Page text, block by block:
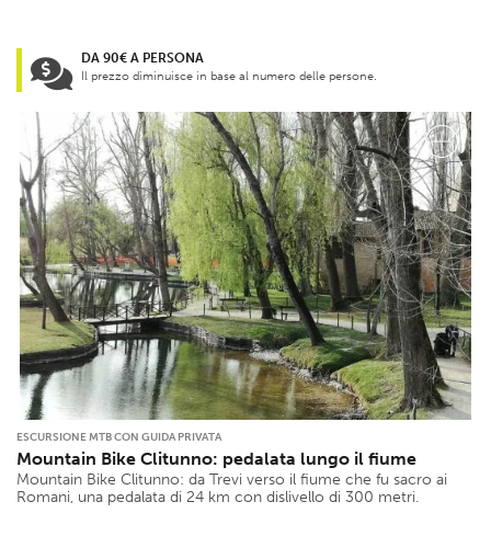
DA 90€ A PERSONA
Il prezzo diminuisce in base al numero delle persone.
ESCURSIONE MTB CON GUIDA PRIVATA
Mountain Bike Clitunno: pedalata lungo il fiume
Mountain Bike Clitunno: da Trevi verso il fiume che fu sacro ai
Romani, una pedalata di 24 km con dislivello di 300 metri.